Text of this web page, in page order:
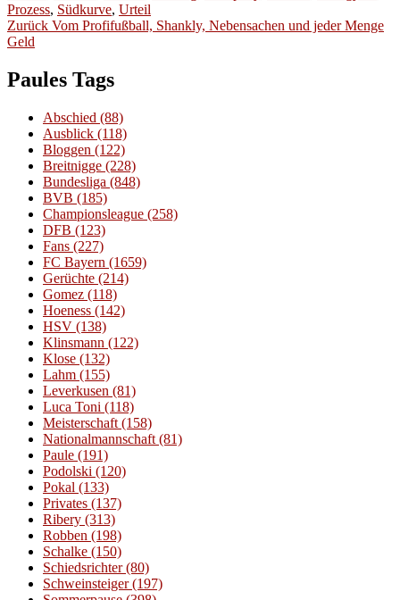
Prozess, Südkurve, Urteil
Beitragsnavigation
Zurück Vorheriger
Vom Profifußball, Shankly, Nebensachen und jeder Menge
Geld
Paules Tags
Abschied (88)
Ausblick (118)
Bloggen (122)
Breitnigge (228)
Bundesliga (848)
BVB (185)
Championsleague (258)
DFB (123)
Fans (227)
FC Bayern (1659)
Gerüchte (214)
Gomez (118)
Hoeness (142)
HSV (138)
Klinsmann (122)
Klose (132)
Lahm (155)
Leverkusen (81)
Luca Toni (118)
Meisterschaft (158)
Nationalmannschaft (81)
Paule (191)
Podolski (120)
Pokal (133)
Privates (137)
Ribery (313)
Robben (198)
Schalke (150)
Schiedsrichter(80)
Schweinsteiger(197)